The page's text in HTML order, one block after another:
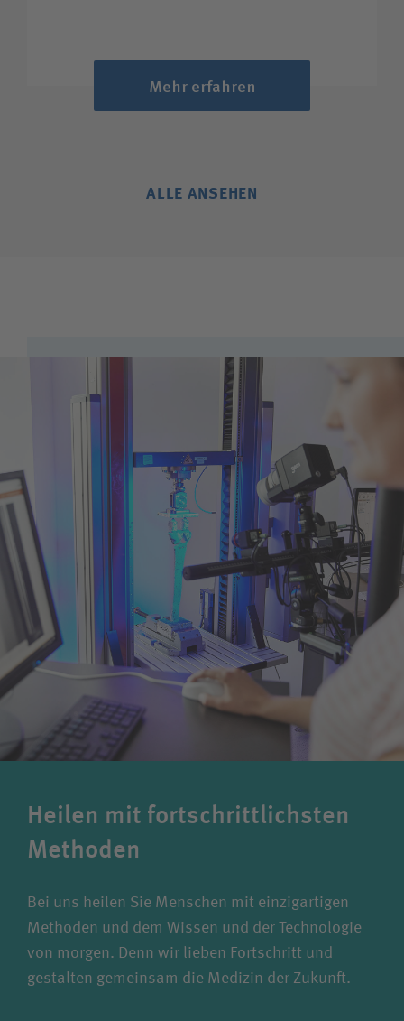
Mehr erfahren
ALLE ANSEHEN
Heilen mit fortschrittlichsten
Methoden
Bei uns heilen Sie Menschen mit einzigartigen
Methoden und dem Wissen und der Technologie
von morgen. Denn wir lieben Fortschritt und
gestalten gemeinsam die Medizin der Zukunft.